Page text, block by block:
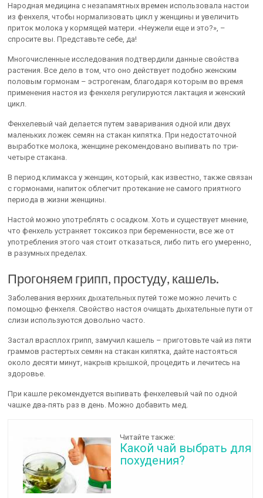
Народная медицина с незапамятных времен использовала настои
из фенхеля, чтобы нормализовать цикл у женщины и увеличить
приток молока у кормящей матери. «Неужели еще и это?», –
спросите вы. Представьте себе, да!
Многочисленные исследования подтвердили данные свойства
растения. Все дело в том, что оно действует подобно женским
половым гормонам – эстрогенам, благодаря которым во время
применения настоя из фенхеля регулируются лактация и женский
цикл.
Фенхелевый чай делается путем заваривания одной или двух
маленьких ложек семян на стакан кипятка. При недостаточной
выработке молока, женщине рекомендовано выпивать по три-
четыре стакана.
В период климакса у женщин, который, как известно, также связан
с гормонами, напиток облегчит протекание не самого приятного
периода в жизни женщины.
Настой можно употреблять с осадком. Хоть и существует мнение,
что фенхель устраняет токсикоз при беременности, все же от
употребления этого чая стоит отказаться, либо пить его умеренно,
в разумных пределах.
Прогоняем грипп, простуду, кашель.
Заболевания верхних дыхательных путей тоже можно лечить с
помощью фенхеля. Свойство настоя очищать дыхательные пути от
слизи используются довольно часто.
Застал врасплох грипп, замучил кашель – приготовьте чай из пяти
граммов растертых семян на стакан кипятка, дайте настояться
около десяти минут, накрыв крышкой, процедить и лечитесь на
здоровье.
При кашле рекомендуется выпивать фенхелевый чай по одной
чашке два-пять раз в день. Можно добавить мед.
Читайте также:
Какой чай выбрать для
похудения?